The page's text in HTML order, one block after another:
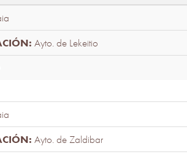
Ayto. de Lekeitio
Ayto. de Zaldibar